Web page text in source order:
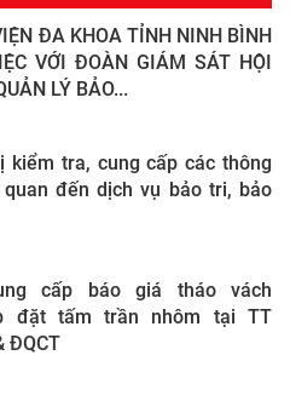
ĐA KHOA TỈNH NINH BÌNH
VỚI ĐOÀN GIÁM SÁT HỘI
LÝ BẢO...
kiểm tra, cung cấp các thông
đến dịch vụ bảo tri, bảo
cấp báo giá tháo vách
đặt tấm trần nhôm tại TT
ĐQCT